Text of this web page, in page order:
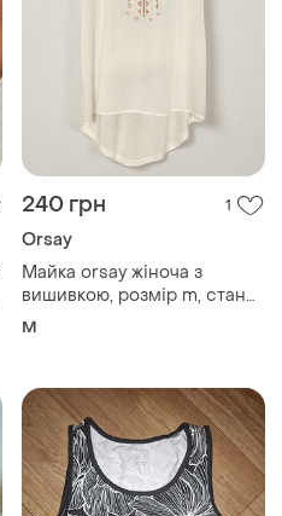
240 грн 1
Orsay
Майка orsay жіноча з
вишивкою, розмір m, стан
нової
M